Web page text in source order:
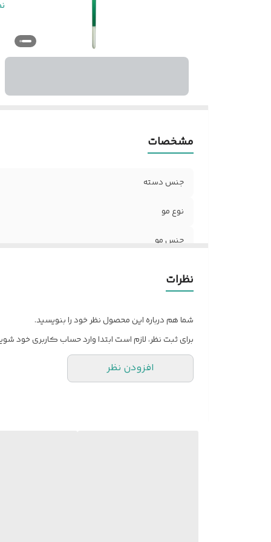
مشخصات
جنس دسته
نوع مو
جنس مو
شماره قلم مو
نوع قلم مو
نظرات
شما هم درباره این محصول نظر خود را بنویسید.
برای ثبت نظر، لازم است ابتدا وارد حساب کاربری خود
افزودن نظر